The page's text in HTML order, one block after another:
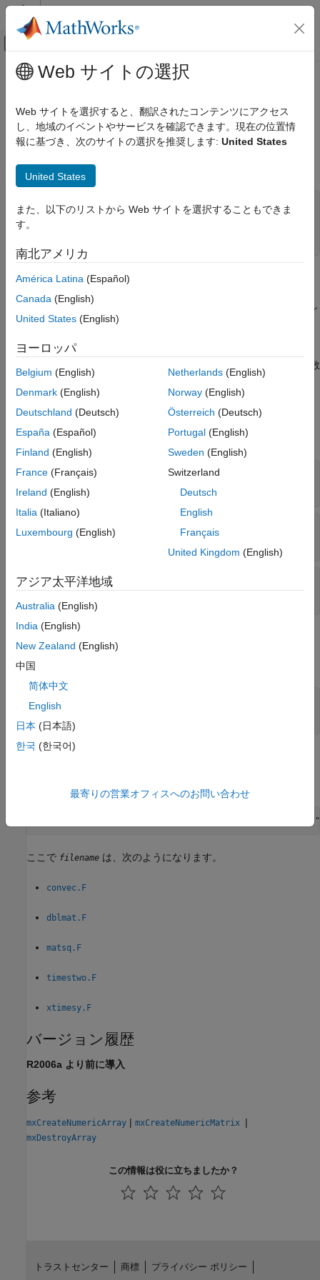
コンテンツへスキップ
オフキャンバス ナビゲーション メ
ドキュメンテーションのホーム
外部言語インターフェイス
MATLAB での Fortran
Fortran 配列の作成または削除
項目一覧
説明
例
バージョン履歴
メインコンテンツ
mxCreateDoubleMatrix (Fortran)
2 次元倍精度浮動小数点配列
Fortran 構文
#include "fintrf.h"
mwPointer mxCreateDoubleMatrix(m, n, ComplexFlag)
説明
mxCreateDoubleMatrix
を作成し
ます。
mxArrayの使用が終わったら、
とそれに関連する実数要素および虚数
要素の割り当てを解除します。
入力引数
すべて展開する
m— 行数
mwSize
— 列数
mwSize
ComplexFlag
0|1
出力引数
すべて展開する
pm
ここで filename は、次のようになります。
convec.F
dblmat.F
matsq.F
timestwo.F
xtimesy.F
バージョン履歴
R2006a より前に導入
参考
mxCreateNumericArray | mxCreateNumericMatrix |
mxDestroyArray
この情報は役に立ちましたか？
Web サイトの選択
Web サイトを選択すると、翻訳されたコンテンツにアクセス
し、地域のイベントやサービスを確認できます。現在の位置情
報に基づき、次のサイトの選択を推奨します: United States
United States
また、以下のリストから Web サイトを選択することもできま
す。
南北アメリカ
América Latina (Español)
Canada (English)
United States (English)
ヨーロッパ
Belgium (English)
Denmark (English)
Deutschland (Deutsch)
España (Español)
Finland (English)
France (Français)
Ireland (English)
Italia (Italiano)
Luxembourg (English)
Netherlands(English)
Norway(English)
Österreich (Deutsch)
Portugal(English)
Sweden (English)
Switzerland
Deutsch
English
Français
United Kingdom (English)
アジア太平洋地域
Australia (English)
India (English)
New Zealand (English)
中国
简体中文
English
日本 (日本語)
한국 (한국어)
最寄りの営業オフィスへのお問い合わせ
トラストセンター 商標 プライバシー ポリシー